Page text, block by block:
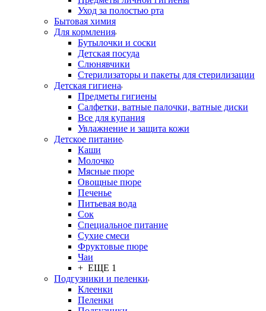
Уход за полостью рта
Бытовая химия
Для кормления
Бутылочки и соски
Детская посуда
Слюнявчики
Стерилизаторы и пакеты для стерилизации
Детская гигиена
Предметы гигиены
Салфетки, ватные палочки, ватные диски
Все для купания
Увлажнение и защита кожи
Детское питание
Каши
Молочко
Мясные пюре
Овощные пюре
Печенье
Питьевая вода
Сок
Специальное питание
Сухие смеси
Фруктовые пюре
Чаи
+ ЕЩЕ 1
Подгузники и пеленки
Клеенки
Пеленки